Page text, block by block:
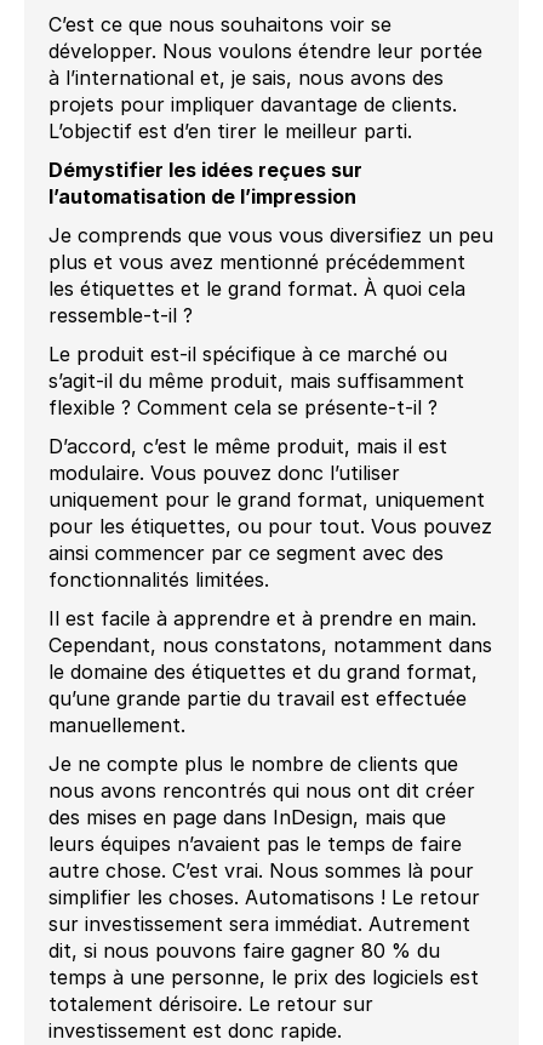
C’est ce que nous souhaitons voir se
développer. Nous voulons étendre leur portée
à l’international et, je sais, nous avons des
projets pour impliquer davantage de clients.
L’objectif est d’en tirer le meilleur parti.
Démystifier les idées reçues sur
l’automatisation de l’impression
Je comprends que vous vous diversifiez un peu
plus et vous avez mentionné précédemment
les étiquettes et le grand format. À quoi cela
ressemble-t-il ?
Le produit est-il spécifique à ce marché ou
s’agit-il du même produit, mais suffisamment
flexible ? Comment cela se présente-t-il ?
D’accord, c’est le même produit, mais il est
modulaire. Vous pouvez donc l’utiliser
uniquement pour le grand format, uniquement
pour les étiquettes, ou pour tout. Vous pouvez
ainsi commencer par ce segment avec des
fonctionnalités limitées.
Il est facile à apprendre et à prendre en main.
Cependant, nous constatons, notamment dans
le domaine des étiquettes et du grand format,
qu’une grande partie du travail est effectuée
manuellement.
Je ne compte plus le nombre de clients que
nous avons rencontrés qui nous ont dit créer
des mises en page dans InDesign, mais que
leurs équipes n’avaient pas le temps de faire
autre chose. C’est vrai. Nous sommes là pour
simplifier les choses. Automatisons ! Le retour
sur investissement sera immédiat. Autrement
dit, si nous pouvons faire gagner 80 % du
temps à une personne, le prix des logiciels est
totalement dérisoire. Le retour sur
investissement est donc rapide.